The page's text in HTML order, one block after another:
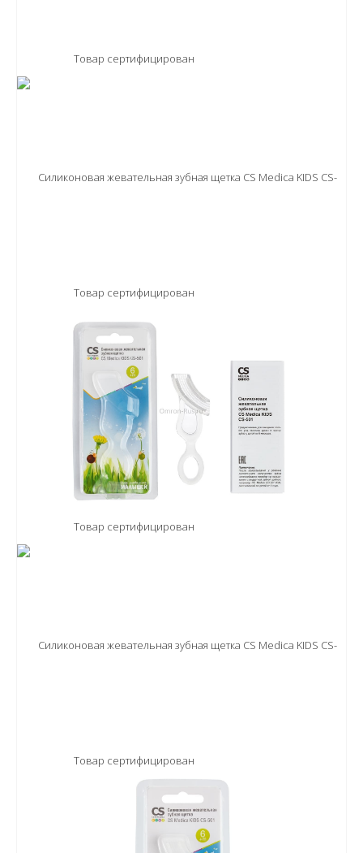
Товар сертифицирован
Товар сертифицирован
Товар сертифицирован
Товар сертифицирован